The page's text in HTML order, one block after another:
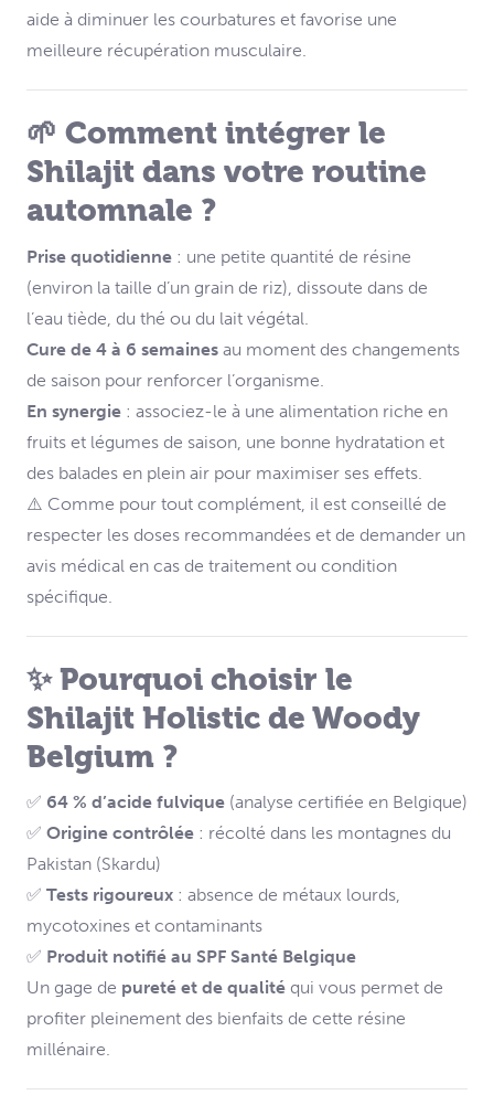
aide à diminuer les courbatures et favorise une
meilleure récupération musculaire.
🌱 Comment intégrer le
Shilajit dans votre routine
automnale ?
Prise quotidienne : une petite quantité de résine
(environ la taille d’un grain de riz), dissoute dans de
l’eau tiède, du thé ou du lait végétal.
Cure de 4 à 6 semaines au moment des changements
de saison pour renforcer l’organisme.
En synergie : associez-le à une alimentation riche en
fruits et légumes de saison, une bonne hydratation et
des balades en plein air pour maximiser ses effets.
⚠️ Comme pour tout complément, il est conseillé de
respecter les doses recommandées et de demander un
avis médical en cas de traitement ou condition
spécifique.
✨ Pourquoi choisir le
Shilajit Holistic de Woody
Belgium ?
✅ 64 % d’acide fulvique (analyse certifiée en Belgique)
✅ Origine contrôlée : récolté dans les montagnes du
Pakistan (Skardu)
✅ Tests rigoureux : absence de métaux lourds,
mycotoxines et contaminants
✅ Produit notifié au SPF Santé Belgique
Un gage de pureté et de qualité qui vous permet de
profiter pleinement des bienfaits de cette résine
millénaire.